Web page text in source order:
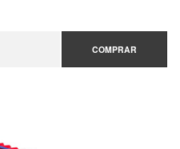
COMPRAR